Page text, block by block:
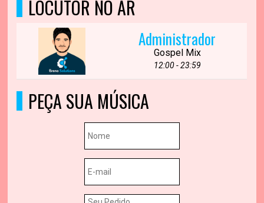
LOCUTOR NO AR
Administrador
Gospel Mix
12:00 - 23:59
PEÇA SUA MÚSICA